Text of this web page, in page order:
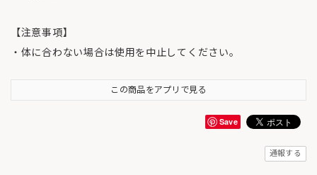
【注意事項】
・体に合わない場合は使用を中止してください。
この商品をアプリで見る
Save
通報する